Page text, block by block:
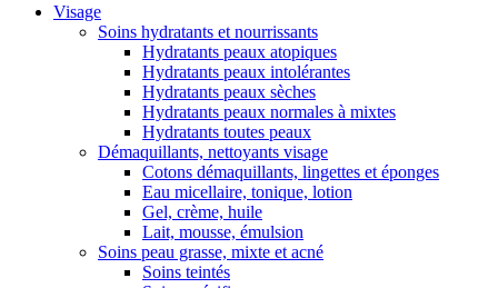
Visage
Soins hydratants et nourrissants
Hydratants peaux atopiques
Hydratants peaux intolérantes
Hydratants peaux sèches
Hydratants peaux normales à mixtes
Hydratants toutes peaux
Démaquillants, nettoyants visage
Cotons démaquillants, lingettes et éponges
Eau micellaire, tonique, lotion
Gel, crème, huile
Lait, mousse, émulsion
Soins peau grasse, mixte et acné
Soins teintés